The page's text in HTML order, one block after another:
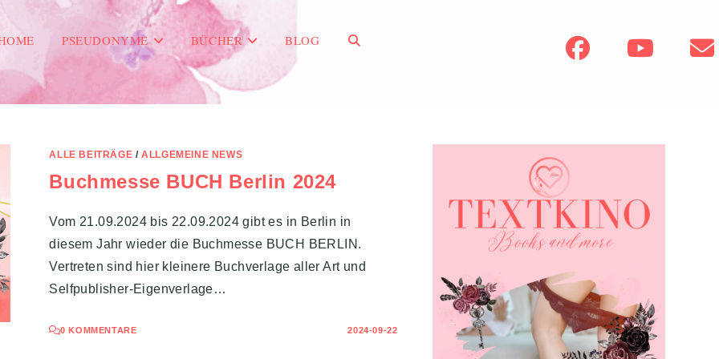
PSEUDONYME BÜCHER BLOG Website-
ALLE BEITRÄGE /ALLGEMEINE NEWS
Buchmesse BUCH Berlin 2024
Vom 21.09.2024 bis 22.09.2024 gibt es in Berlin in
diesem Jahr wieder die Buchmesse BUCH BERLIN.
Vertreten sind hier kleinere Buchverlage aller Art und
Selfpublisher-Eigenverlage…
0 KOMMENTARE 2024-09-22